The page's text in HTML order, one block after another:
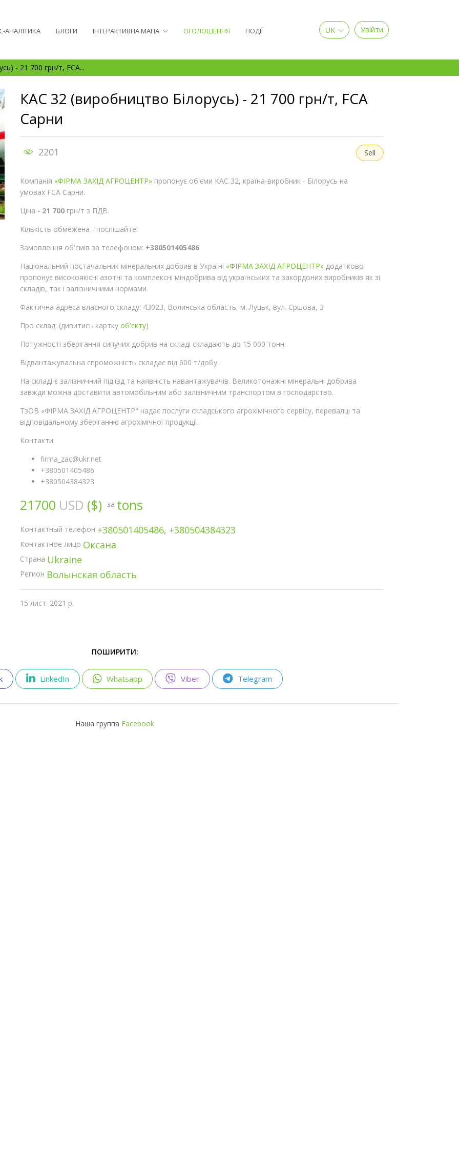
АНАЛІТИКА БЛОГИ ІНТЕРАКТИВНА МАПА ОГОЛОШЕННЯ ПОДІЇ UK Увійти
- 21 700 грн/т, FCA...
КАС 32 (виробництво Білорусь) - 21 700 грн/т, FCA
Сарни
2201 Sell
Компанія «ФІРМА ЗАХІД АГРОЦЕНТР» пропонує об'єми КАС 32, країна-виробник - Білорусь на
умовах FCA Сарни.
Ціна - 21 700 грн/т з ПДВ.
Кількість обмежена - поспішайте!
Замовлення об'ємів за телефоном: +380501405486
Національний постачальник мінеральних добрив в Україні «ФІРМА ЗАХІД АГРОЦЕНТР» додатково
пропонує високоякісні азотні та комплексні міндобрива від українських та закордоних виробників як зі
складів, так і залізничними нормами.
Фактична адреса власного складу: 43023, Волинська область, м. Луцьк, вул. Єршова, 3
Про склад: (дивитись картку об'єкту)
Потужності зберігання сипучих добрив на складі складають до 15 000 тонн.
Відвантажувальна спроможність складає від 600 т/добу.
На складі є залізничний під'їзд та наявність навантажувачів. Великотонажні мінеральні добрива
завжди можна доставити автомобільним або залізничним транспортом в господарство.
ТзОВ «ФІРМА ЗАХІД АГРОЦЕНТР" надає послуги складського агрохімічного сервісу, перевалці та
відповідальному зберіганню агрохімічної продукції.
Контакти:
firma_zac@ukr.net
+380501405486
+380504384323
21700 USD ($) за tons
Контактный телефон +380501405486, +380504384323
Контактное лицо Оксана
Страна Ukraine
Регион Волынская область
15 лист. 2021 р.
ПОШИРИТИ:
LinkedIn Whatsapp Viber Telegram
Наша группа Facebook